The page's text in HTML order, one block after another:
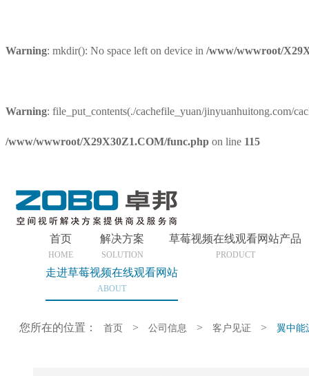
Warning: mkdir(): No space left on device in /www/wwwroot/
Warning: file_put_contents(./cachefile_yuan/jinyuanhuitong.com/
/www/wwwroot/X29X30Z1.COM/func.php on line 115
首页
HOME
解决方案
SOLUTION
草莓视频在线观看网站产品
PRODUCT
走进草莓视频在线观看网站
ABOUT
您所在的位置： 首页 > 公司信息 > 客户见证 > 翼中能